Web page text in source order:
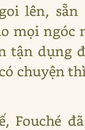
lên,
mọi ngóc
tận dụng
chuyện
Fouché